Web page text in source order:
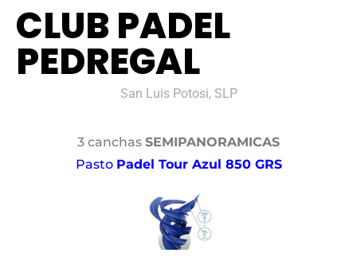
CLUB PADEL
PEDREGAL
San Luis Potosi, SLP
3 canchas SEMIPANORAMICAS
Pasto Padel Tour Azul 850 GRS